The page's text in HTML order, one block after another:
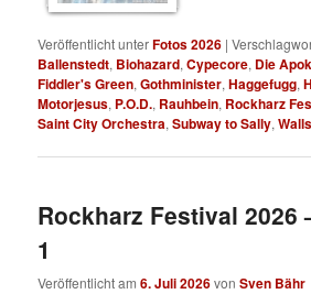
Veröffentlicht unterFotos 2026 |
Ballenstedt, Biohazard,Cypecore, Die
Fiddler's Green,Gothminister,Haggefugg,
Motorjesus, P.O.D., Rauhbein, Rockharz
Saint City Orchestra,Subway to Sally,
Rockharz Festival 2026
1
Veröffentlicht am6. Juli 2026vonSven Bähr